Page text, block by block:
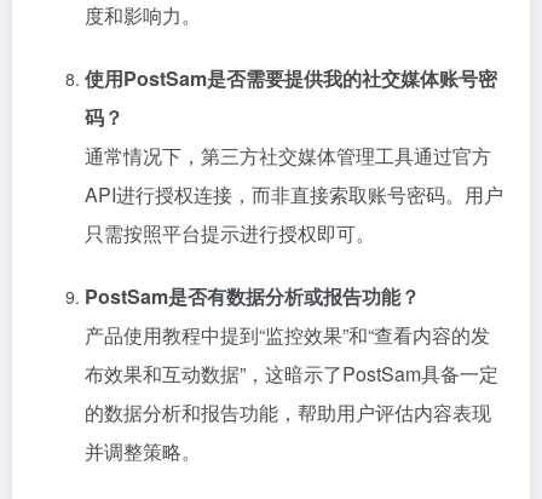
度和影响力。
使用PostSam是否需要提供我的社交媒体账号密
码？
通常情况下，第三方社交媒体管理工具通过官方
API进行授权连接，而非直接索取账号密码。用户
只需按照平台提示进行授权即可。
PostSam是否有数据分析或报告功能？
产品使用教程中提到“监控效果”和“查看内容的发
布效果和互动数据”，这暗示了PostSam具备一定
的数据分析和报告功能，帮助用户评估内容表现
并调整策略。